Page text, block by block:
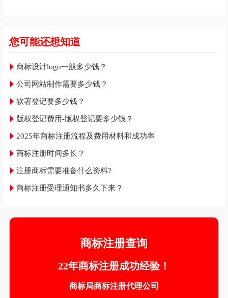
您可能还想知道
商标设计logo一般多少钱？
公司网站制作需要多少钱？
软著登记要多少钱？
版权登记费用-版权登记要多少钱？
2025年商标注册流程及费用材料和成功率
商标注册时间多长？
注册商标需要准备什么资料?
商标注册受理通知书多久下来？
商标注册查询
22年商标注册成功经验！
商标局商标注册代理公司